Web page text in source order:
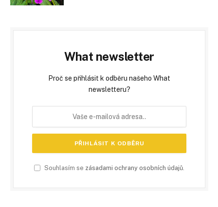
What newsletter
Proč se přihlásit k odběru našeho What
newsletteru?
Souhlasím se zásadami ochrany osobních údajů.